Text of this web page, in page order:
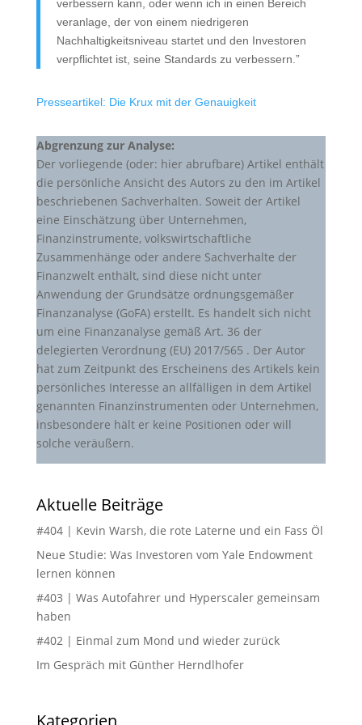
verbessern kann, oder wenn ich in einen Bereich
veranlage, der von einem niedrigeren
Nachhaltigkeitsniveau startet und den Investoren
verpflichtet ist, seine Standards zu verbessern.”
Presseartikel: Die Krux mit der Genauigkeit
Abgrenzung zur Analyse:
Der vorliegende (oder: hier abrufbare) Artikel enthält
die persönliche Ansicht des Autors zu den im Artikel
beschriebenen Sachverhalten. Soweit der Artikel
eine Einschätzung über Unternehmen,
Finanzinstrumente, volkswirtschaftliche
Zusammenhänge oder andere Sachverhalte der
Finanzwelt enthält, sind diese nicht unter
Anwendung der Grundsätze ordnungsgemäßer
Finanzanalyse (GoFA) erstellt. Es handelt sich nicht
um eine Finanzanalyse gemäß Art. 36 der
delegierten Verordnung (EU) 2017/565 . Der Autor
hat zum Zeitpunkt des Erscheinens des Artikels kein
persönliches Interesse an allfälligen in dem Artikel
genannten Finanzinstrumenten oder Unternehmen,
insbesondere hält er keine Positionen oder will
solche veräußern.
Aktuelle Beiträge
#404 | Kevin Warsh, die rote Laterne und ein Fass Öl
Neue Studie: Was Investoren vom Yale Endowment
lernen können
#403 | Was Autofahrer und Hyperscaler gemeinsam
haben
#402 | Einmal zum Mond und wieder zurück
Im Gespräch mit Günther Herndlhofer